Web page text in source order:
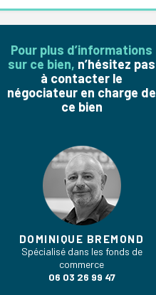
Pour plus d’informations
sur ce bien, n’hésitez pas
à contacter le
négociateur en charge de
ce bien
DOMINIQUE BREMOND
Spécialisé dans les fonds de
commerce
06 03 26 99 47